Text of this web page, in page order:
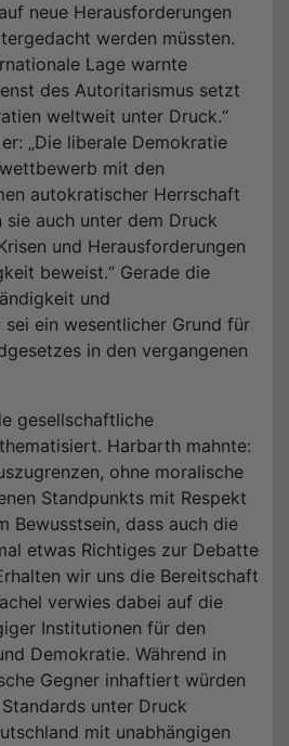
neue Herausforderungen
werden müssten.
Lage warnte
des Autoritarismus setzt
weltweit unter Druck.“
„Die liberale Demokratie
mit den
autokratischer Herrschaft
sie auch unter dem Druck
und Herausforderungen
beweist.“ Gerade die
und
ein wesentlicher Grund für
in den vergangenen
gesellschaftliche
Harbarth mahnte:
ohne moralische
Standpunkts mit Respekt
Bewusstsein, dass auch die
etwas Richtiges zur Debatte
wir uns die Bereitschaft
verwies dabei auf die
Institutionen für den
Demokratie. Während in
Gegner inhaftiert würden
unter Druck
mit unabhängigen